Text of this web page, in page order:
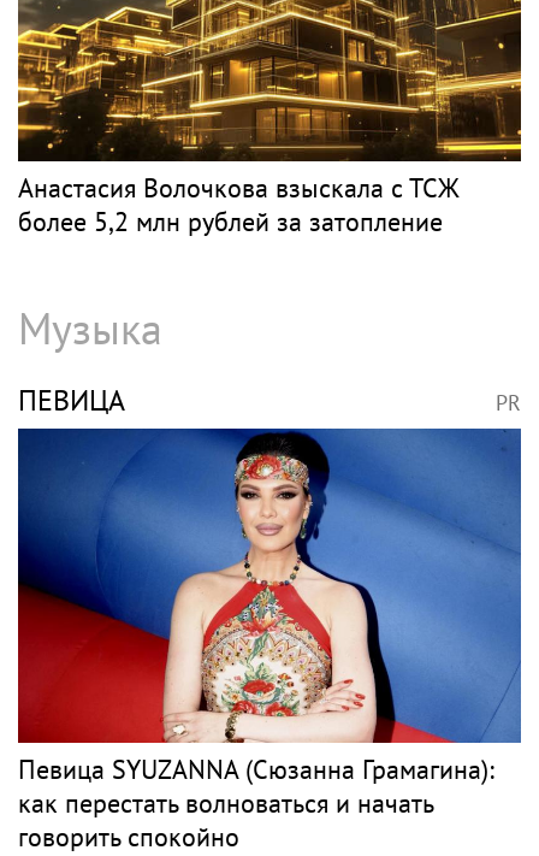
Анастасия Волочкова взыскала с ТСЖ
более 5,2 млн рублей за затопление
Музыка
ПЕВИЦА PR
Певица SYUZANNA (Сюзанна Грамагина):
как перестать волноваться и начать
говорить спокойно